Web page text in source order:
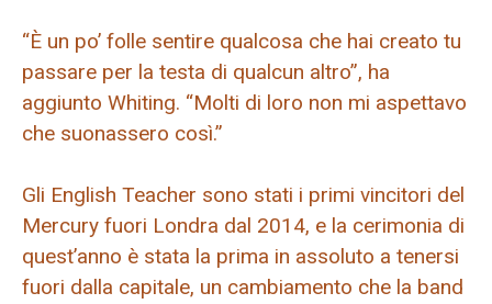
“È un po’ folle sentire qualcosa che hai creato tu
passare per la testa di qualcun altro”, ha
aggiunto Whiting. “Molti di loro non mi aspettavo
che suonassero così.”
Gli English Teacher sono stati i primi vincitori del
Mercury fuori Londra dal 2014, e la cerimonia di
quest’anno è stata la prima in assoluto a tenersi
fuori dalla capitale, un cambiamento che la band